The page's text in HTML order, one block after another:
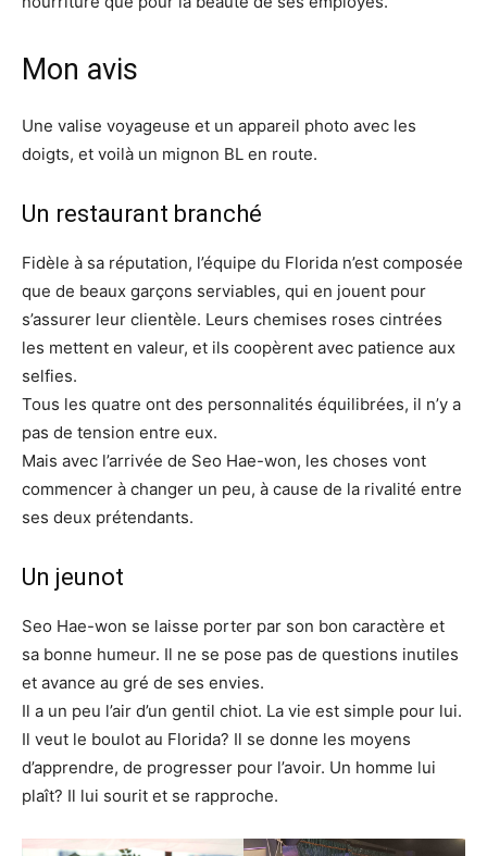
Mon avis
Une valise voyageuse et un appareil photo avec les
doigts, et voilà un mignon BL en route.
Un restaurant branché
Fidèle à sa réputation, l’équipe du Florida n’est composée
que de beaux garçons serviables, qui en jouent pour
s’assurer leur clientèle. Leurs chemises roses cintrées
les mettent en valeur, et ils coopèrent avec patience aux
selfies.
Tous les quatre ont des personnalités équilibrées, il n’y a
pas de tension entre eux.
Mais avec l’arrivée de Seo Hae-won, les choses vont
commencer à changer un peu, à cause de la rivalité entre
ses deux prétendants.
Un jeunot
Seo Hae-won se laisse porter par son bon caractère et
sa bonne humeur. Il ne se pose pas de questions inutiles
et avance au gré de ses envies.
Il a un peu l’air d’un gentil chiot. La vie est simple pour lui.
Il veut le boulot au Florida? Il se donne les moyens
d’apprendre, de progresser pour l’avoir. Un homme lui
plaît? Il lui sourit et se rapproche.